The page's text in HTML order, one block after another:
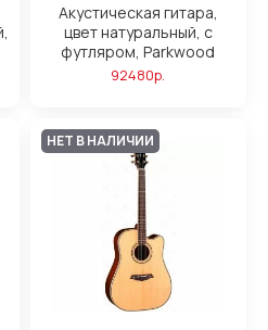
Акустическая гитара,
цвет натуральный, с
футляром, Parkwood
92480р.
НЕТ В НАЛИЧИИ